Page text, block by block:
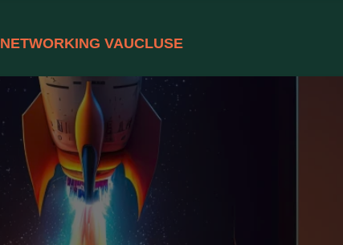
NETWORKING VAUCLUSE